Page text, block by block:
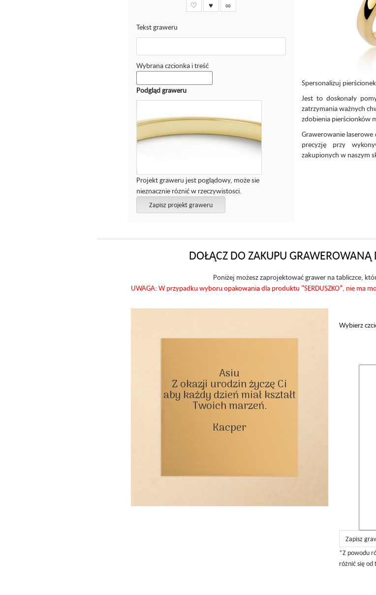
♡ ♥ ∞
Tekst graweru
Wybrana czcionka i treść
Podgląd graweru
Projekt graweru jest poglądowy, może sie
nieznacznie róznić w rzeczywistosci.
Zapisz projekt graweru
Spersonalizuj
Jest to doskonały
zatrzymania ważnych
zdobienia pierścionków
Grawerowanie
precyzję przy
zakupionych w naszym
DOŁĄCZ DO ZAKUPU GRAWEROWANĄ
Poniżej możesz zaprojektować grawer na tabliczce,
UWAGA: W przypadku wyboru opakowania dla produktu "SERDUSZKO", nie ma
Asiu
Z okazji urodzin życzę Ci
aby każdy dzień miał kształt
Twoich marzeń.
Kacper
Wybierz
Zapisz
*Z powodu
różnić się